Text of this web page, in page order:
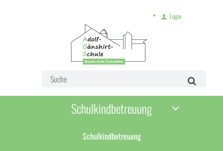
Login
Schulkindbetreuung
Schulkindbetreuung